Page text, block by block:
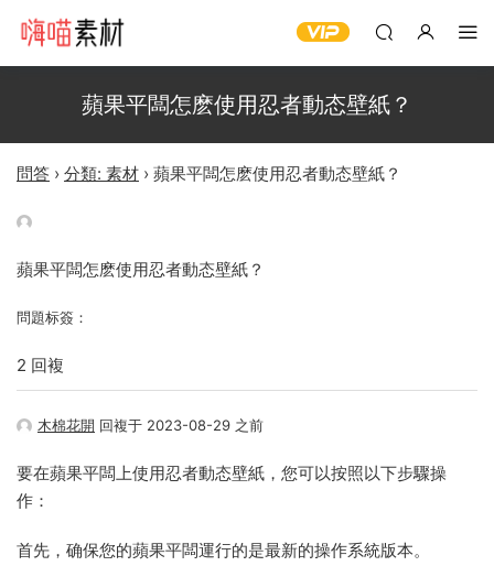
蘋果平闆怎麽使用忍者動态壁紙？
問答 › 分類: 素材 › 蘋果平闆怎麽使用忍者動态壁紙？
蘋果平闆怎麽使用忍者動态壁紙？
問題标簽：
2 回複
木棉花開 回複于 2023-08-29 之前
要在蘋果平闆上使用忍者動态壁紙，您可以按照以下步驟操
作：
首先，确保您的蘋果平闆運行的是最新的操作系統版本。